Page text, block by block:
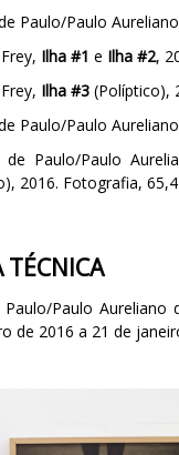
Paulo/Paulo
Ilha #1 e Ilha #2,
Ilha #3 (Políptico),
Paulo/Paulo
de Paulo/Paulo
2016. Fotografia, 65,4
TÉCNICA
Paulo/Paulo Aureliano
de 2016 a 21 de